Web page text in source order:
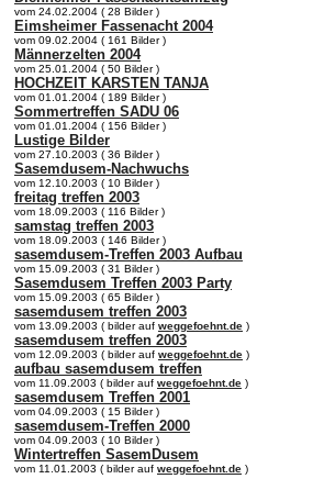
vom 24.02.2004 ( 28 Bilder )
Eimsheimer Fassenacht 2004
vom 09.02.2004 ( 161 Bilder )
Männerzelten 2004
vom 25.01.2004 ( 50 Bilder )
HOCHZEIT KARSTEN TANJA
vom 01.01.2004 ( 189 Bilder )
Sommertreffen SADU 06
vom 01.01.2004 ( 156 Bilder )
Lustige Bilder
vom 27.10.2003 ( 36 Bilder )
Sasemdusem-Nachwuchs
vom 12.10.2003 ( 10 Bilder )
freitag treffen 2003
vom 18.09.2003 ( 116 Bilder )
samstag treffen 2003
vom 18.09.2003 ( 146 Bilder )
sasemdusem-Treffen 2003 Aufbau
vom 15.09.2003 ( 31 Bilder )
Sasemdusem Treffen 2003 Party
vom 15.09.2003 ( 65 Bilder )
sasemdusem treffen 2003
vom 13.09.2003 ( bilder auf weggefoehnt.de )
sasemdusem treffen 2003
vom 12.09.2003 ( bilder auf weggefoehnt.de )
aufbau sasemdusem treffen
vom 11.09.2003 ( bilder auf weggefoehnt.de )
sasemdusem Treffen 2001
vom 04.09.2003 ( 15 Bilder )
sasemdusem-Treffen 2000
vom 04.09.2003 ( 10 Bilder )
Wintertreffen SasemDusem
vom 11.01.2003 ( bilder auf weggefoehnt.de )